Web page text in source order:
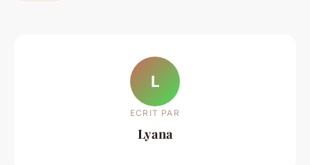
L
ECRIT PAR
Lyana